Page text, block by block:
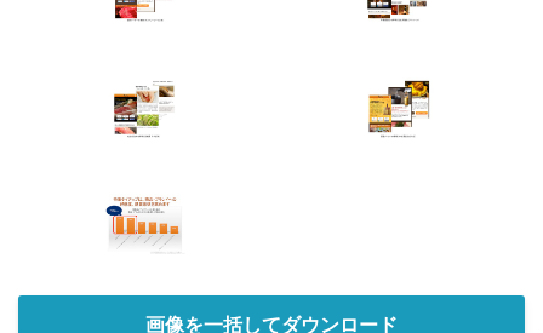
画像を一括してダウンロード